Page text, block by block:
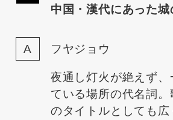
中国・漢代にあった城
フヤジョウ
夜通し灯火が絶えず、
ている場所の代名詞。
のタイトルとしても広